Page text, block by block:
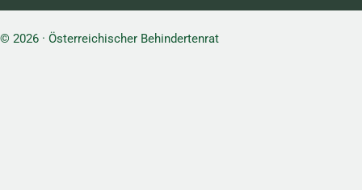
© 2026 · Österreichischer Behindertenrat